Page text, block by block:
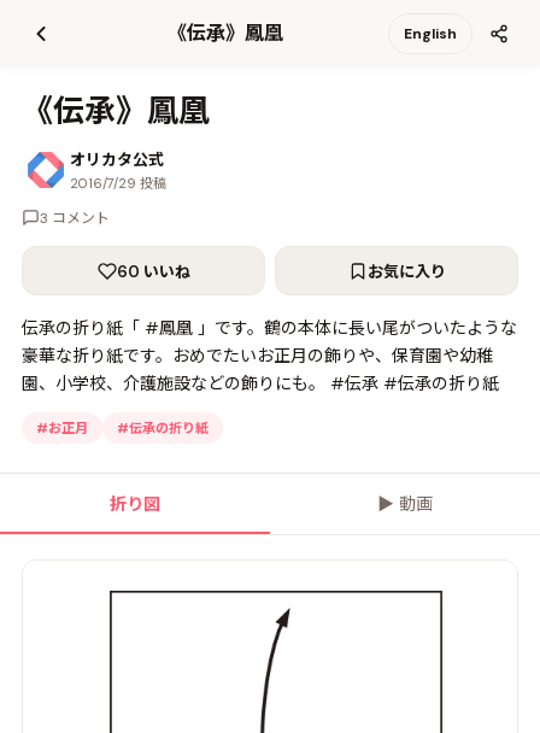
《伝承》鳳凰 English
《伝承》鳳凰
オリカタ公式
2016/7/29 投稿
3 コメント
60 いいね お気に入り
伝承の折り紙「 #鳳凰 」です。鶴の本体に長い尾がついたような
豪華な折り紙です。おめでたいお正月の飾りや、保育園や幼稚
園、小学校、介護施設などの飾りにも。 #伝承 #伝承の折り紙
#お正月 #伝承の折り紙
折り図 ▶ 動画